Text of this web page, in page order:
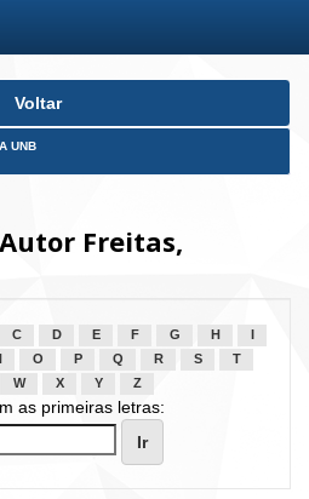
Voltar
UNB
Freitas,
C D E F G H
O P Q R S
T
W X Y Z
as primeiras letras: